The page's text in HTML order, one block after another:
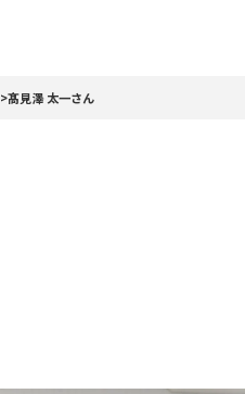
>髙見澤 太一さん